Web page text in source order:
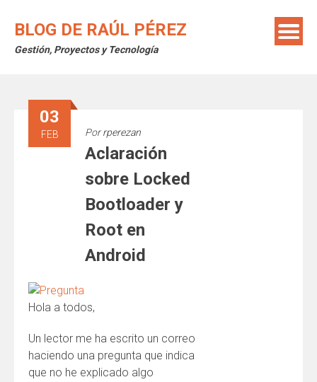
BLOG DE RAÚL PÉREZ
Gestión, Proyectos y Tecnología
03
FEB Porrperezan
Aclaración
sobre Locked
Bootloader y
Root en
Android
Hola a todos,
Un lector me ha escrito un correo
haciendo una pregunta que indica
que no he explicado algo